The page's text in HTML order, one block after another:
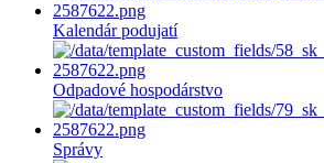
Kalendár podujatí
Odpadové hospodárstvo
Správy